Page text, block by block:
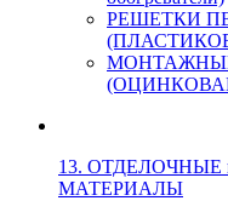
РЕШЕТКИ
13.
МАТЕРИАЛЫ